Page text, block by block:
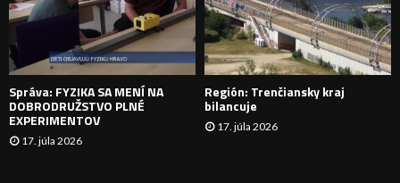
I
E
Správa: FYZIKA SA MENÍ NA
DOBRODRUŽSTVO PLNÉ
EXPERIMENTOV
17. júla 2026
Región: Trenčiansky kraj
bilancuje
17. júla 2026